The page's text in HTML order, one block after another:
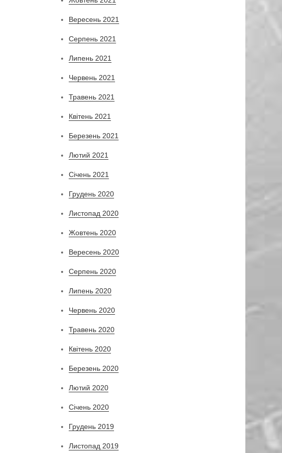
Вересень 2021
Серпень 2021
Липень 2021
Червень 2021
Травень 2021
Квітень 2021
Березень 2021
Лютий 2021
Січень 2021
Грудень 2020
Листопад 2020
Жовтень 2020
Вересень 2020
Серпень 2020
Липень 2020
Червень 2020
Травень 2020
Квітень 2020
Березень 2020
Лютий 2020
Січень 2020
Грудень 2019
Листопад 2019